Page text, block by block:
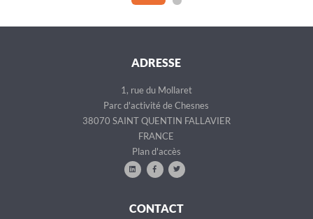
ADRESSE
1, rue du Mollaret
Parc d'activité de Chesnes
38070 SAINT QUENTIN FALLAVIER
FRANCE
Plan d'accès
CONTACT